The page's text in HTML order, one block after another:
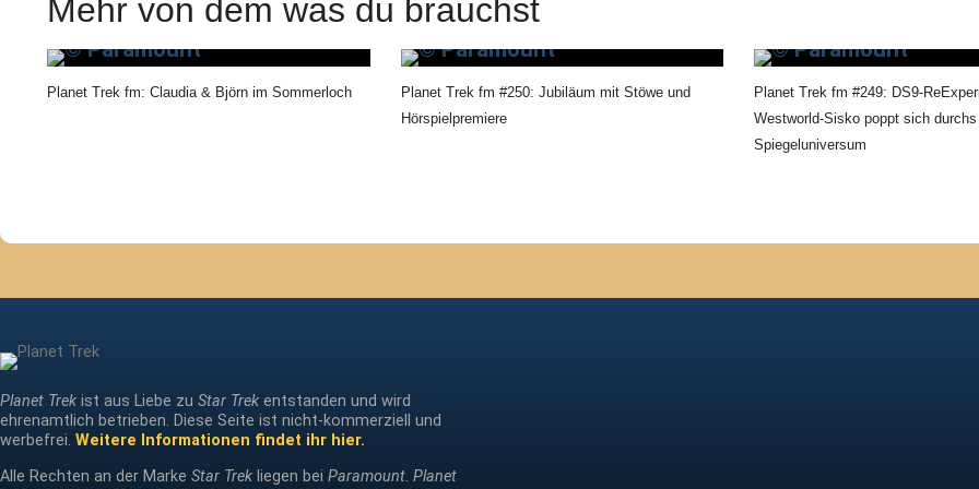
Mehr von dem was du brauchst
Planet Trek fm: Claudia & Björn im Sommerloch
Planet Trek fm #250: Jubiläum mit Stöwe und
Hörspielpremiere
Planet Trek fm #249: DS9-
Westworld-Sisko poppt sich durchs
Spiegeluniversum
Planet Trek ist aus Liebe zu Star Trek entstanden und wird
ehrenamtlich betrieben. Diese Seite ist nicht-kommerziell und
werbefrei. Weitere Informationen findet ihr hier.
Alle Rechten an der Marke Star Trek liegen bei Paramount. Planet